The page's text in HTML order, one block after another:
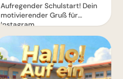
Aufregender Schulstart! Dein
motivierender Gruß für
Instagram